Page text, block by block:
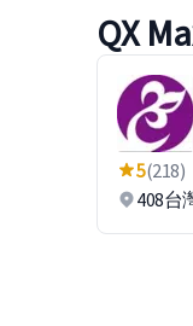
QX
5(218)
408台